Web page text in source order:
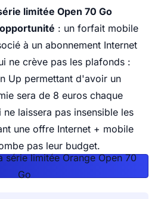
limitée Open 70 Go
: un forfait mobile
à un abonnement Internet
ne crève pas les plafonds :
Up permettant d'avoir un
sera de 8 euros chaque
laissera pas insensible les
une offre Internet + mobile
pas leur budget.
série limitée Orange Open 70
Go